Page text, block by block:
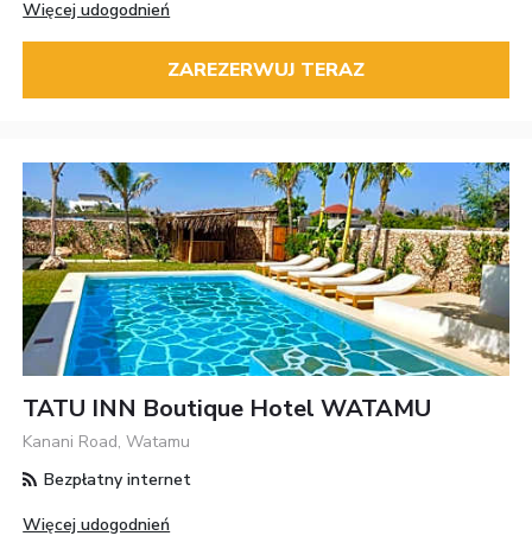
Więcej udogodnień
ZAREZERWUJ TERAZ
TATU INN Boutique Hotel WATAMU
Kanani Road, Watamu
Bezpłatny internet
Więcej udogodnień